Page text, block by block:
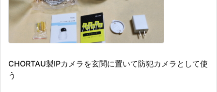
CHORTAU製IPカメラを玄関に置いて防犯カメラとして使
う